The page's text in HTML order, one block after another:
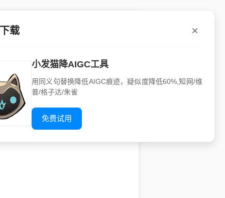
还能有效说服读者接受作者的观
点。
载
小发猫降AIGC工具
用同义句替换降低AIGC痕迹，疑似度降低60%,知网/维
普/格子达/朱雀
免费试用